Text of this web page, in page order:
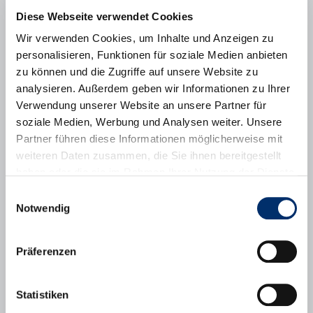
Diese Webseite verwendet Cookies
Wir verwenden Cookies, um Inhalte und Anzeigen zu
personalisieren, Funktionen für soziale Medien anbieten
zu können und die Zugriffe auf unsere Website zu
analysieren. Außerdem geben wir Informationen zu Ihrer
Verwendung unserer Website an unsere Partner für
soziale Medien, Werbung und Analysen weiter. Unsere
Partner führen diese Informationen möglicherweise mit
weiteren Daten zusammen, die Sie ihnen bereitgestellt
Notwendig
Präferenzen
Statistiken
Paul Korn
Muschelkalk-Kernstein mit Christus-Relief und Inschrift
Breite 165 cm, Höhe 196 cm, Tiefe 45 cm
Von der Gemeinde Puchheim 1956 in Auftrag gegeben zum
Gesamtpreis für Bildhauer- und Steinmetzarbeiten von 4.800 DM